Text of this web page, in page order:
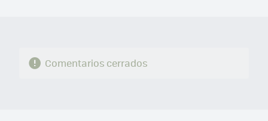
Comentarios cerrados